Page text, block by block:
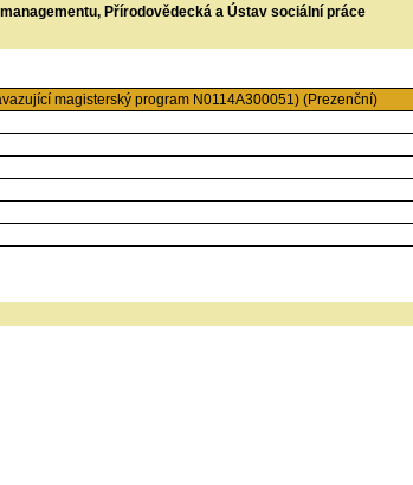
Přírodovědecká a Ústav sociální práce
magisterský program N0114A300051) (Prezenční)